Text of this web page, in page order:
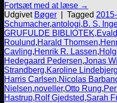
Fortsæt med at læse →
Udgivet Bøger Tagged
Schumacher,antologi,B. S.
GRUFULDE BIBLIOTEK,
Roulund,Harald Thomsen,
Cavling,Henrik R. Lassen,
Hedegaard Pedersen,Jonas
Strandberg,Karoline Lindebjerg
Harris Carlsen,Nicolas
Nielsen,noveller,Otto Rung,
Hastrup,Rolf Gjedsted,Sarah